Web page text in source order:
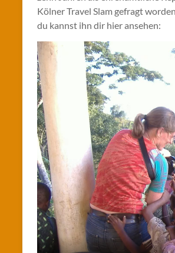
Kölner Travel Slam gefragt
du kannst ihn dir hier ansehen: